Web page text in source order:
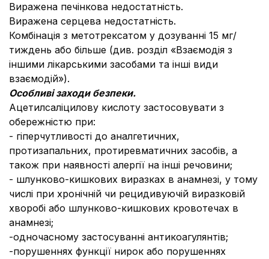
Виражена печінкова недостатність.
Виражена серцева недостатність.
Комбінація з метотрексатом у дозуванні 15 мг/
тиждень або більше (див. розділ «Взаємодія з
іншими лікарськими засобами та інші види
взаємодій»).
Особливі заходи безпеки.
Ацетилсаліцилову кислоту застосовувати з
обережністю при:
- гіперчутливості до аналгетичних,
протизапальних, протиревматичних засобів, а
також при наявності алергії на інші речовини;
- шлунково-кишкових виразках в анамнезі, у тому
числі при хронічній чи рецидивуючій виразковій
хворобі або шлунково-кишкових кровотечах в
анамнезі;
-одночасному застосуванні антикоагулянтів;
-порушеннях функції нирок або порушеннях